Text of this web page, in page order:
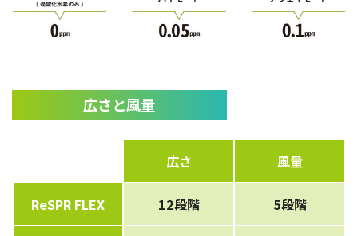
広さと風量
広さ 風量
ReSPR FLEX 12段階 5段階